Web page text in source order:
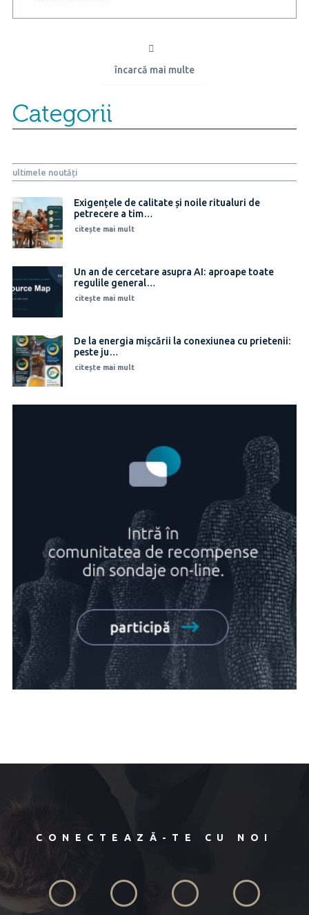
România:
angajatori
oameni
pe
și
dintre
angajați
au
echitatea
sistemului
salarial
încarcă mai multe
Categorii
ultimele noutăți
Exigențele de calitate și noile ritualuri de
petrecere a tim…
citește mai mult
Un an de cercetare asupra AI: aproape toate
regulile general…
citește mai mult
De la energia mișcării la conexiunea cu prietenii:
peste ju…
citește mai mult
CONECTEAZĂ-TE CU NOI